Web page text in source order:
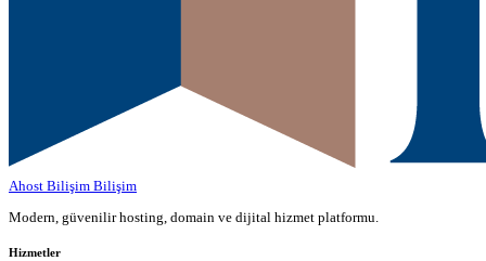
Ahost Bilişim Bilişim
Modern, güvenilir hosting, domain ve dijital hizmet platformu.
Hizmetler